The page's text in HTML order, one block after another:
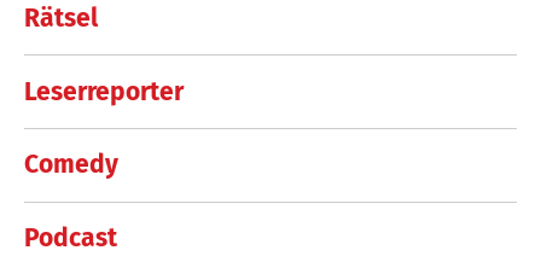
Rätsel
Leserreporter
Comedy
Podcast